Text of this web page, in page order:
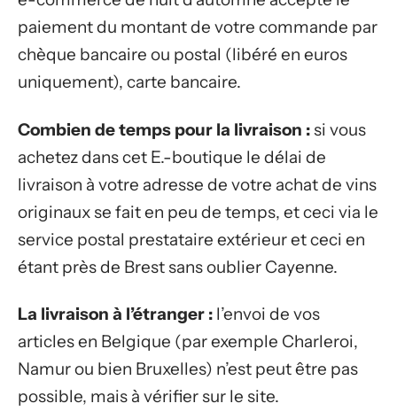
paiement du montant de votre commande par
chèque bancaire ou postal (libéré en euros
uniquement), carte bancaire.
Combien de temps pour la livraison :si vous
achetez dans cet E.-boutique le délai de
livraison à votre adresse de votre achat de vins
originaux se fait en peu de temps, et ceci via le
service postal prestataire extérieur et ceci en
étant près de Brest sans oublier Cayenne.
La livraison à l’étranger : l’envoi de vos
articles en Belgique (par exemple Charleroi,
Namur ou bien Bruxelles) n’est peut être pas
possible, mais à vérifier sur le site.